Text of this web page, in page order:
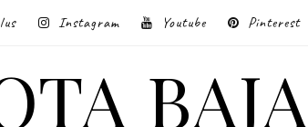
Instagram Youtube Pinterest
BAJA